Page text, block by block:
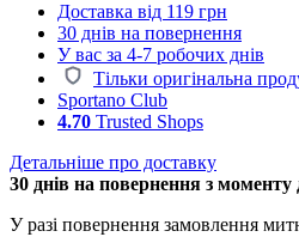
Доставка від 119 грн
30 днів на повернення
У вас за 4-7 робочих днів
Тільки оригінальна
Sportano Club
4.70 Trusted Shops
Детальніше про доставку
30 днів на повернення з моменту
У разі повернення замовлення